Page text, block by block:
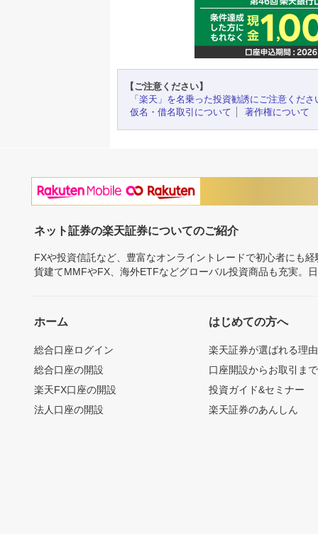
【ご注意ください】
「楽天」を名乗った投資勧誘にご注意くださ
仮名・借名取引について
著作権について
ネット証券の楽天証券についてのご紹介
FXや投資信託など、豊富なオンライントレードで初心者にも
貨建てMMFやFX、海外ETFなどグローバル投資商品も充実。
ホーム
総合口座ログイン
総合口座の開設
楽天FX口座の開設
法人口座の開設
はじめての方へ
楽天証券が選ばれる理由
口座開設からお取引ま
投資ガイド&セミナー
楽天証券のあんしん